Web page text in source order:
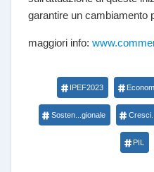
garantire un cambiamento
maggiori info:
IPEF2023
Sosten...gionale
PIL